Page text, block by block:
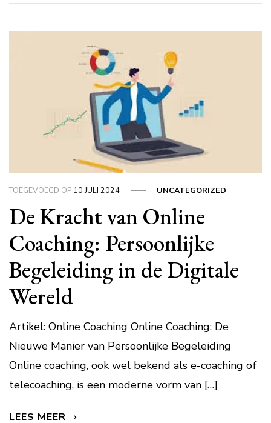
TOEGEVOEGD OP 10 JULI 2024 UNCATEGORIZED
De Kracht van Online
Coaching: Persoonlijke
Begeleiding in de Digitale
Wereld
Artikel: Online Coaching Online Coaching: De
Nieuwe Manier van Persoonlijke Begeleiding
Online coaching, ook wel bekend als e-coaching of
telecoaching, is een moderne vorm van […]
LEES MEER